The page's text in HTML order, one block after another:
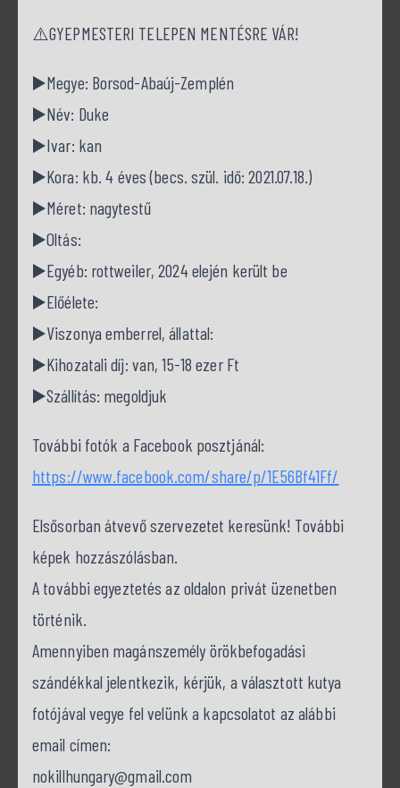
⚠️GYEPMESTERI TELEPEN MENTÉSRE VÁR!
▶️Megye: Borsod-Abaúj-Zemplén
▶️Név: Duke
▶️Ivar: kan
▶️Kora: kb. 4 éves (becs. szül. idő: 2021.07.18.)
▶️Méret: nagytestű
▶️Oltás:
▶️Egyéb: rottweiler, 2024 elején került be
▶️Előélete:
▶️Viszonya emberrel, állattal:
▶️Kihozatali díj: van, 15-18 ezer Ft
▶️Szállítás: megoldjuk
További fotók a Facebook posztjánál:
https://www.facebook.com/share/p/1E56Bf41Ff/
Elsősorban átvevő szervezetet keresünk! További
képek hozzászólásban.
A további egyeztetés az oldalon privát üzenetben
történik.
Amennyiben magánszemély örökbefogadási
szándékkal jelentkezik, kérjük, a választott kutya
fotójával vegye fel velünk a kapcsolatot az alábbi
email címen:
nokillhungary@gmail.com